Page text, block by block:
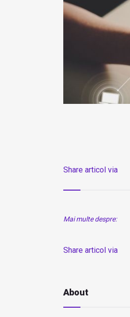
Share articol via
Mai multe despre:
Share articol via
About